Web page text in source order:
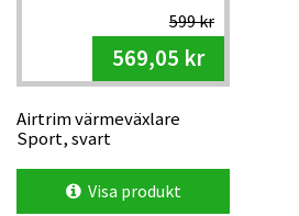
599 kr
569,05 kr
Airtrim värmeväxlare
Sport, svart
Visa produkt